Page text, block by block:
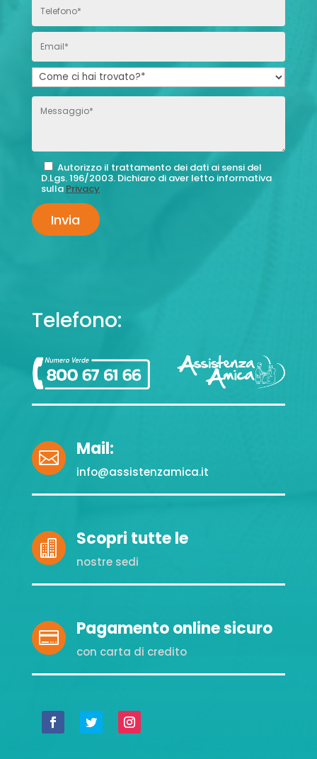
Autorizzo il trattamento dei dati ai sensi del
D.Lgs. 196/2003. Dichiaro di aver letto informativa
sulla Privacy
Telefono:
 Mail:
info@assistenzamica.it
 Scopri tutte le
nostre sedi
 Pagamento online sicuro
con carta di credito